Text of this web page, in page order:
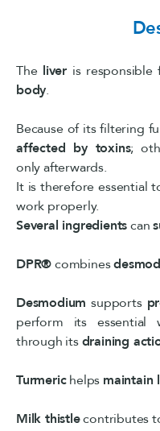
The liver is responsible
body.
Because of its filtering
affected by toxins;
only afterwards.
It is therefore essential
work properly.
Several ingredientscan
DPR®combines
Desmodium supports
perform its essential
through itsdraining
Turmerichelps maintain
Milk thistlecontributes